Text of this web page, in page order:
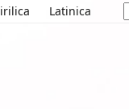
Latinica